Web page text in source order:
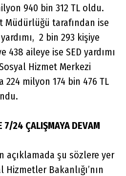
940 bin 312 TL oldu.
Müdürlüğü tarafından ise
2 bin 293 kişiye
438 aileye ise SED yardımı
Hizmet Merkezi
milyon 174 bin 476 TL
7/24 ÇALIŞMAYA DEVAM
açıklamada şu sözlere yer
Bakanlığı’nın